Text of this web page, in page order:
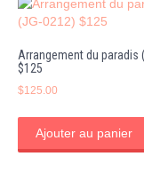
Arrangement du paradis
$125
$125.00
Ajouter au panier